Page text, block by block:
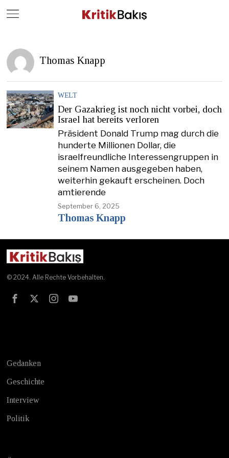
Thomas Knapp
WELT
Der Gazakrieg ist noch nicht vorbei, doch
Israel hat bereits verloren
Präsident Donald Trump mag durch die
hunderte Millionen Dollar, die
israelfreundliche Interessengruppen in
seinem Namen ausgegeben haben,
weiterhin gekauft erscheinen. Doch
amtierende
September 6, 2025
Thomas Knapp
© 2024. Alle Rechte Vorbehalten.
Gedanken
Geschichte
Interview
Politik